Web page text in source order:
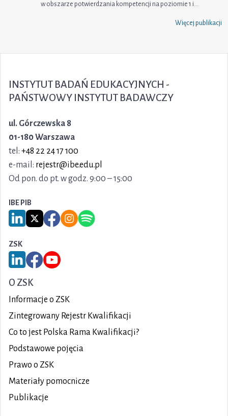
w obszarze potwierdzania kompetencji na poziomie 1 i…
Więcej publikacji
INSTYTUT BADAŃ EDUKACYJNYCH -
PAŃSTWOWY INSTYTUT BADAWCZY
ul. Górczewska 8
01-180 Warszawa
tel: +48 22 24 17 100
e-mail: rejestr@ibe.edu.pl
Od pon. do pt. w godz. 9:00 – 15:00
IBE PIB
Link do serwisu LinkedIn IBE PIB
Link do serwisu X IBE PIB
Link do Facebook IBE PIB
Link do Instagram IBE PIB
Link do Spotify IBE PIB
ZSK
Link do serwisu LinkedIn ZSK
Link do Facebook ZSK
Link do YouTube ZSK
O ZSK
Informacje o ZSK
Zintegrowany Rejestr Kwalifikacji
Co to jest Polska Rama Kwalifikacji?
Podstawowe pojęcia
Prawo o ZSK
Materiały pomocnicze
Publikacje